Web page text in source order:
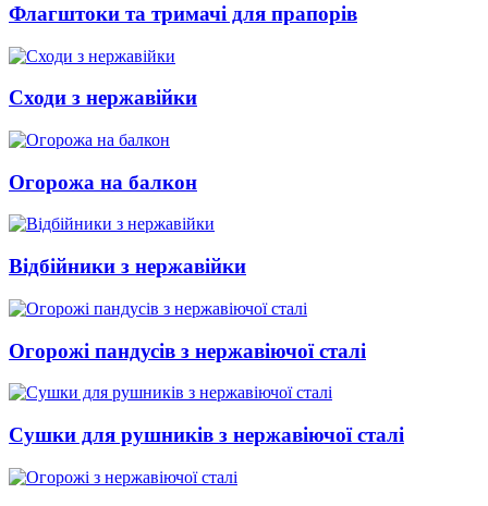
Флагштоки та тримачі для прапорів
Сходи з нержавійки
Огорожа на балкон
Відбійники з нержавійки
Огорожі пандусів з нержавіючої сталі
Сушки для рушників з нержавіючої сталі